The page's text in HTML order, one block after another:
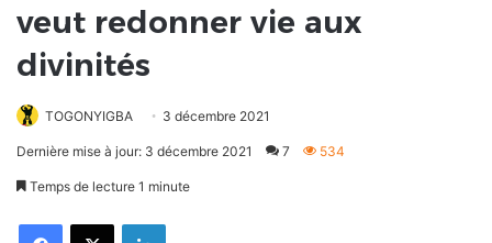
veut redonner vie aux
divinités
TOGONYIGBA 3 décembre 2021
Dernière mise à jour: 3 décembre 2021 7 534
Temps de lecture 1 minute
FacebookX Linkedin